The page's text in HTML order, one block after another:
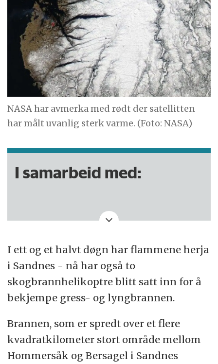
NASA har avmerka med rødt der satellitten
har målt uvanlig sterk varme. (Foto: NASA)
I samarbeid med:
Denne saken er produsert av NRK.
I ett og et halvt døgn har flammene herja
i Sandnes - nå har også to
skogbrannhelikoptre blitt satt inn for å
bekjempe gress- og lyngbrannen.
Brannen, som er spredt over et flere
kvadratkilometer stort område mellom
Hommersåk og Bersagel i Sandnes